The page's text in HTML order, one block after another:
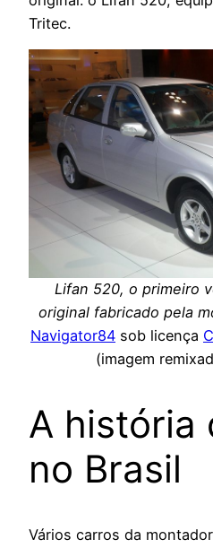
Tritec.
Lifan 520, o primeiro
original fabricado pela
Navigator84 sob licença
(imagem
A história
no Brasil
Vários carros da